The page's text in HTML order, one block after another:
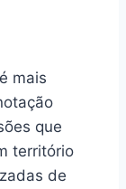
é mais
que
território
de